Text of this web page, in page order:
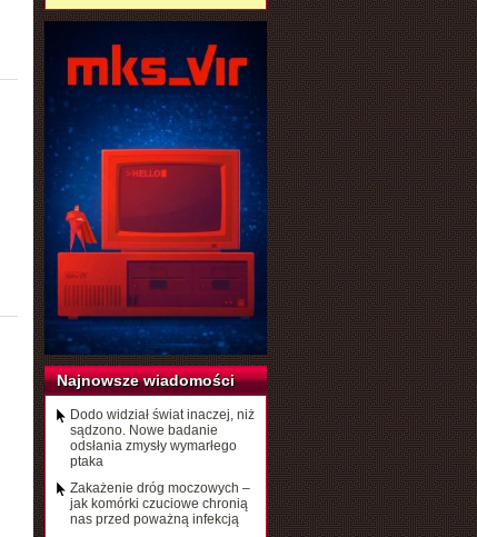
Najnowsze wiadomości
Dodo widział świat inaczej, niż
sądzono. Nowe badanie
odsłania zmysły wymarłego
ptaka
Zakażenie dróg moczowych –
jak komórki czuciowe chronią
nas przed poważną infekcją